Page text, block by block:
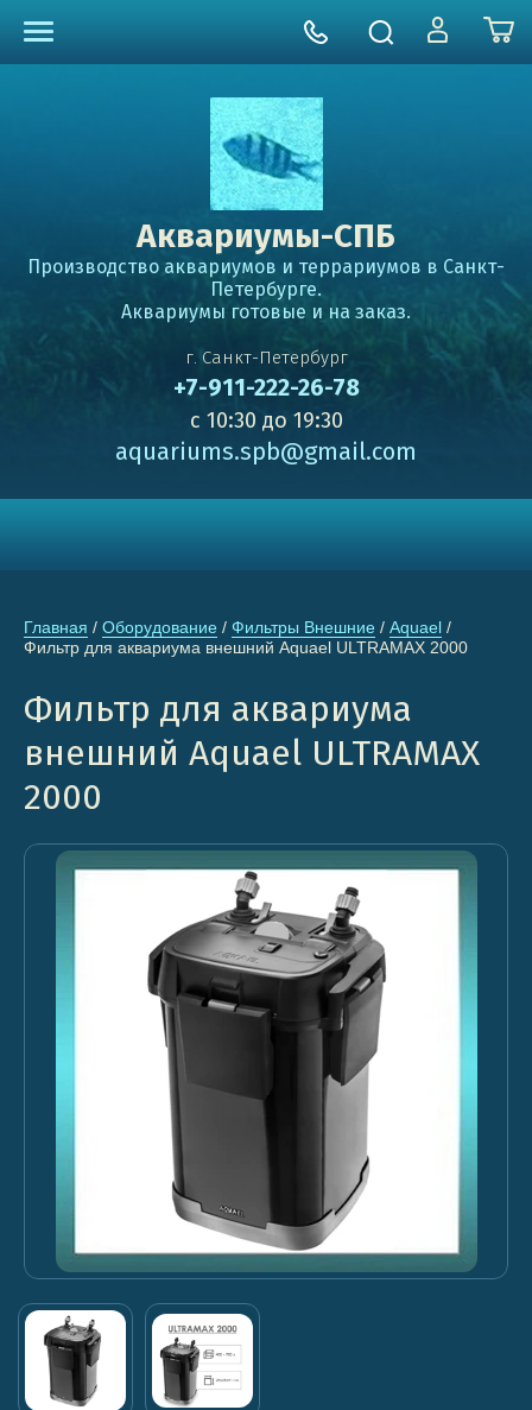
Аквариумы-СПБ
Производство аквариумов и террариумов в Санкт-
Петербурге.
Аквариумы готовые и на заказ.
г. Санкт-Петербург
+7-911-222-26-78
с 10:30 до 19:30
aquariums.spb@gmail.com
Главная / Оборудование / Фильтры Внешние / Aquael /
Фильтр для аквариума внешний Aquael ULTRAMAX 2000
Фильтр для аквариума
внешний Aquael ULTRAMAX
2000